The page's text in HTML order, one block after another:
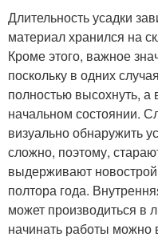
Длительность усадки
материал хранился на
Кроме этого, важное
поскольку в одних
полностью высохнуть, а
начальном состоянии.
визуально обнаружить
сложно, поэтому,
выдерживают
полтора года.
может производиться в
начинать работы